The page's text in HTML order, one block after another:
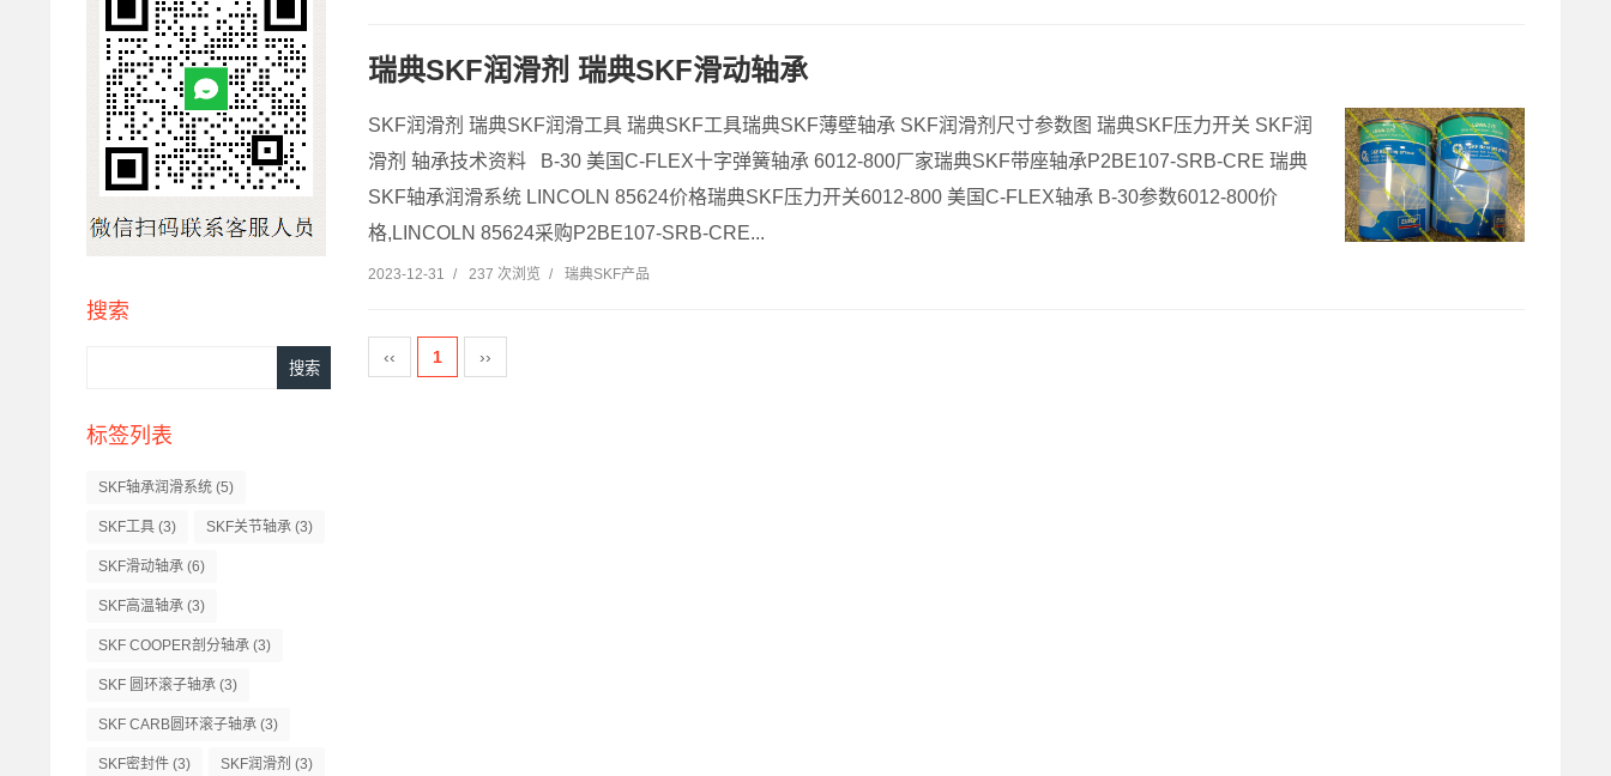
搜索
标签列表
SKF轴承润滑系统 (5)
SKF工具 (3) SKF关节轴承 (3)
SKF滑动轴承 (6)
SKF高温轴承 (3)
SKF COOPER剖分轴承 (3)
SKF 圆环滚子轴承 (3)
SKF CARB圆环滚子轴承 (3)
SKF密封件 (3) SKF润滑剂 (3)
瑞典SKF润滑剂 瑞典SKF滑动轴承
SKF润滑剂 瑞典SKF润滑工具 瑞典SKF工具瑞典SKF薄壁轴承 SKF润滑剂尺寸参数图 瑞典SKF压力开关 SKF润
滑剂 轴承技术资料 B-30 美国C-FLEX十字弹簧轴承 6012-800厂家瑞典SKF带座轴承P2BE107-SRB-CRE 瑞典
SKF轴承润滑系统 LINCOLN 85624价格瑞典SKF压力开关6012-800 美国C-FLEX轴承 B-30参数6012-800价
格,LINCOLN 85624采购P2BE107-SRB-CRE...
2023-12-31 / 237 次浏览 / 瑞典SKF产品
‹‹ 1 ››